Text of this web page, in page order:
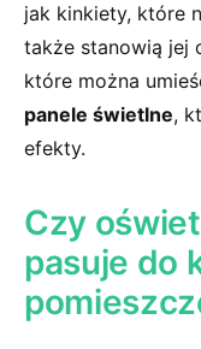
jak kinkiety, które
także ⁢stanowią jej‍
które można
panele świetlne,
efekty.
Czy
pasuje do